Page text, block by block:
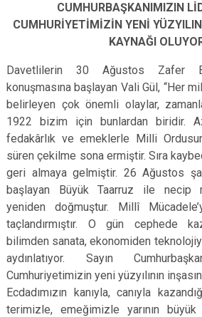
CUMHURBAŞKANIMIZIN
CUMHURİYETİMİZİN YENİ
KAYNAĞI
Davetlilerin 30 Ağustos Zafer
konuşmasına başlayan Vali Gül, “Her
belirleyen çok önemli olaylar,
1922 bizim için bunlardan biridir.
fedakârlık ve emeklerle Milli
süren çekilme sona ermiştir. Sıra
geri almaya gelmiştir. 26 Ağustos
başlayan Büyük Taarruz ile necip
yeniden doğmuştur. Millî
taçlandırmıştır. O gün cephede
bilimden sanata, ekonomiden
aydınlatıyor. Sayın
Cumhuriyetimizin yeni yüzyılının
Ecdadımızın kanıyla, canıyla
terimizle, emeğimizle yarının